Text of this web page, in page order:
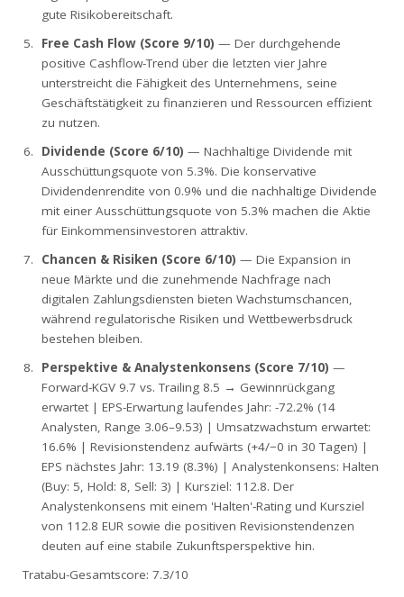
gute Risikobereitschaft.
Free Cash Flow (Score 9/10) — Der durchgehende
positive Cashflow-Trend über die letzten vier Jahre
unterstreicht die Fähigkeit des Unternehmens, seine
Geschäftstätigkeit zu finanzieren und Ressourcen effizient
zu nutzen.
Dividende (Score 6/10) — Nachhaltige Dividende mit
Ausschüttungsquote von 5.3%. Die konservative
Dividendenrendite von 0.9% und die nachhaltige Dividende
mit einer Ausschüttungsquote von 5.3% machen die Aktie
für Einkommensinvestoren attraktiv.
Chancen & Risiken (Score 6/10) — Die Expansion in
neue Märkte und die zunehmende Nachfrage nach
digitalen Zahlungsdiensten bieten Wachstumschancen,
während regulatorische Risiken und Wettbewerbsdruck
bestehen bleiben.
Perspektive & Analystenkonsens (Score 7/10) —
Forward-KGV 9.7 vs. Trailing 8.5 → Gewinnrückgang
erwartet | EPS-Erwartung laufendes Jahr: -72.2% (14
Analysten, Range 3.06–9.53) | Umsatzwachstum erwartet:
16.6% | Revisionstendenz aufwärts (+4/−0 in 30 Tagen) |
EPS nächstes Jahr: 13.19 (8.3%) | Analystenkonsens: Halten
(Buy: 5, Hold: 8, Sell: 3) | Kursziel: 112.8. Der
Analystenkonsens mit einem 'Halten'-Rating und Kursziel
von 112.8 EUR sowie die positiven Revisionstendenzen
deuten auf eine stabile Zukunftsperspektive hin.
Tratabu-Gesamtscore: 7.3/10